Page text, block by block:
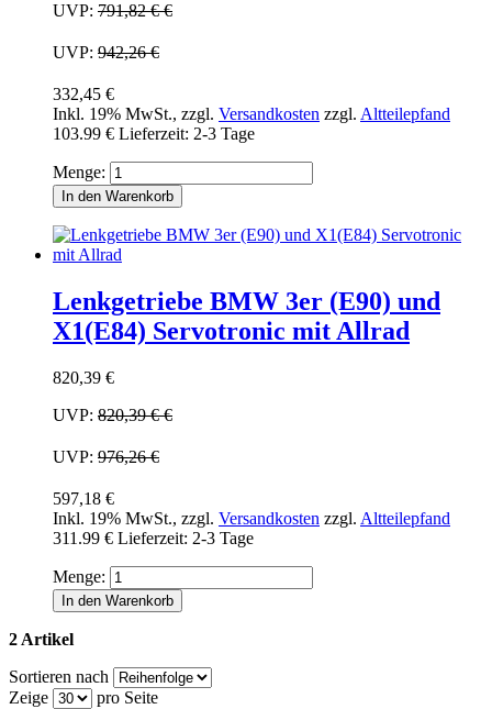
UVP: 791,82 €€
UVP: 942,26 €
332,45 €
Inkl. 19% MwSt., zzgl. Versandkosten zzgl. Altteilepfand
103.99 € Lieferzeit: 2-3 Tage
Menge:
In den Warenkorb
Lenkgetriebe BMW 3er (E90) und
X1(E84) Servotronic mit Allrad
820,39 €
UVP: 820,39 €€
UVP: 976,26 €
597,18 €
Inkl. 19% MwSt., zzgl. Versandkosten zzgl. Altteilepfand
311.99 € Lieferzeit: 2-3 Tage
Menge:
In den Warenkorb
2 Artikel
Sortieren nach
Zeige
pro Seite